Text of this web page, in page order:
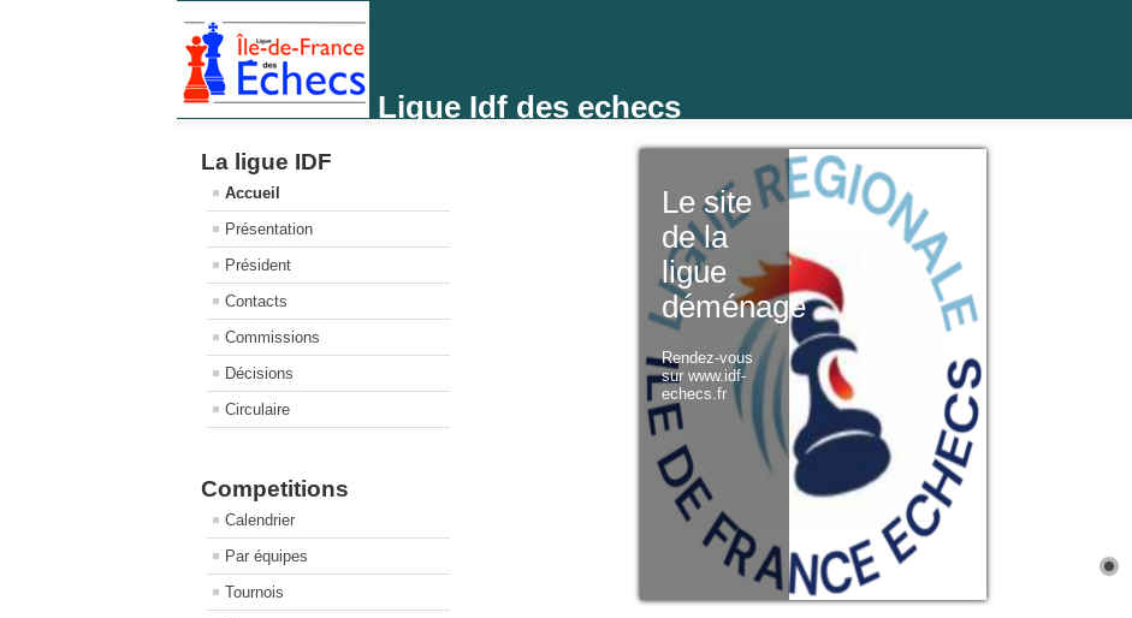
Ligue Idf des echecs
La ligue IDF
Accueil
Présentation
Président
Contacts
Commissions
Décisions
Circulaire
Competitions
Calendrier
Par équipes
Tournois
Le site
de la
ligue
déménage
Rendez-vous
sur www.idf-
echecs.fr